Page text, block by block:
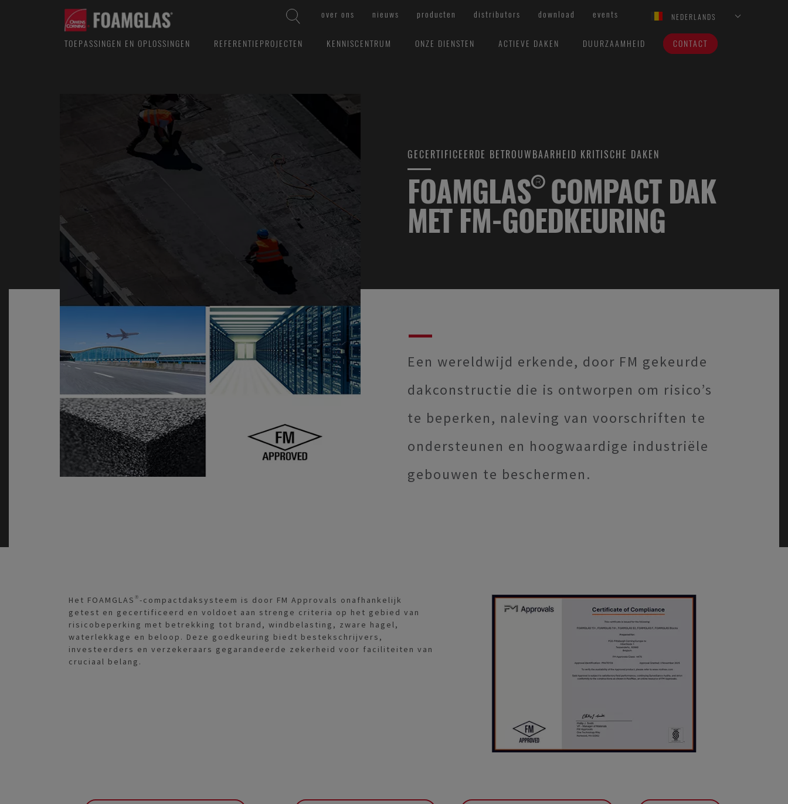
over ons nieuws producten distributors download events NEDERLANDS
TOEPASSINGEN EN OPLOSSINGEN REFERENTIEPROJECTEN KENNISCENTRUM ONZE DIENSTEN ACTIEVE DAKEN DUURZAAMHEID CONTACT
GECERTIFICEERDE BETROUWBAARHEID KRITISCHE DAKEN
FOAMGLAS® COMPACT DAK
MET FM-GOEDKEURING
Een wereldwijd erkende, door FM gekeurde
dakconstructie die is ontworpen om risico’s
te beperken, naleving van voorschriften te
ondersteunen en hoogwaardige industriële
gebouwen te beschermen.
Het FOAMGLAS®-compactdaksysteem is door FM Approvals onafhankelijk
getest en gecertificeerd en voldoet aan strenge criteria op het gebied van
risicobeperking met betrekking tot brand, windbelasting, zware hagel,
waterlekkage en beloop. Deze goedkeuring biedt bestekschrijvers,
investeerders en verzekeraars gegarandeerde zekerheid voor faciliteiten van
cruciaal belang.